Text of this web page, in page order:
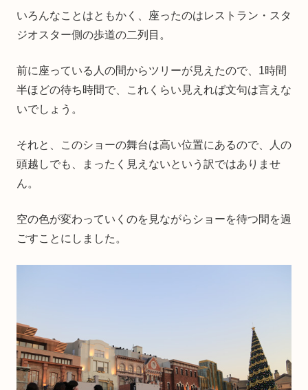
いろんなことはともかく、座ったのはレストラン・スタ
ジオスター側の歩道の二列目。
前に座っている人の間からツリーが見えたので、1時間
半ほどの待ち時間で、これくらい見えれば文句は言えな
いでしょう。
それと、このショーの舞台は高い位置にあるので、人の
頭越しでも、まったく見えないという訳ではありませ
ん。
空の色が変わっていくのを見ながらショーを待つ間を過
ごすことにしました。